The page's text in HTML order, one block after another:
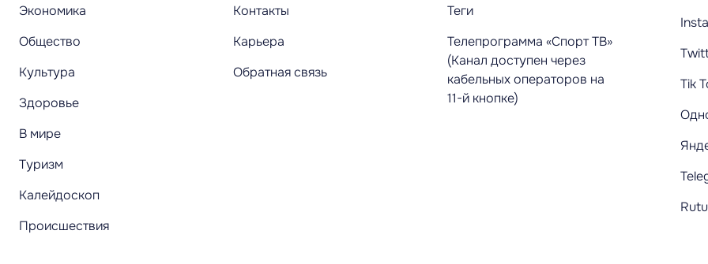
Экономика
Общество
Культура
Здоровье
В мире
Туризм
Калейдоскоп
Происшествия
Контакты
Карьера
Обратная связь
Теги
Телепрограмма «Спорт ТВ»
(Канал доступен через
кабельных операторов на
11-й кнопке)
Tik